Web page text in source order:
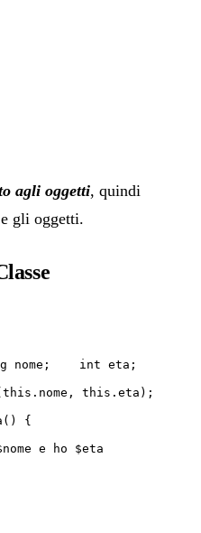
agli oggetti, quindi
gli oggetti.
nome; int eta;
this.eta);
{
e ho $eta